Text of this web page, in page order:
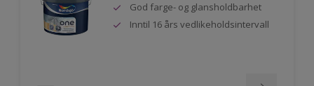
God farge- og glansholdbarhet
Inntil 16 års vedlikeholdsintervall